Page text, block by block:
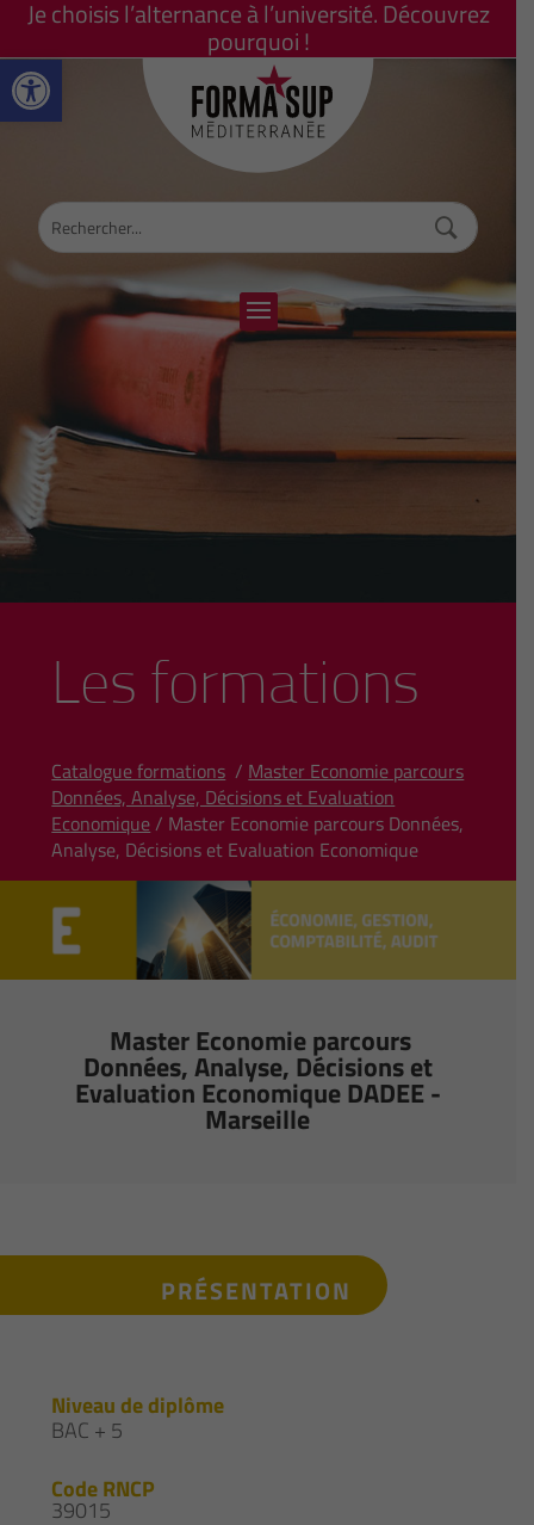
Ouvrir la barre d’outils
Je choisis l’alternance à l’université. Découvrez
pourquoi !
Les formations
Catalogue formations / Master Economie parcours
Données, Analyse, Décisions et Evaluation
Economique/ Master Economie parcours Données,
Analyse, Décisions et Evaluation Economique
Master Economie parcours
Données, Analyse, Décisions et
Evaluation Economique DADEE -
Marseille
PRÉSENTATION
Niveau de diplôme
BAC + 5
Code RNCP
39015